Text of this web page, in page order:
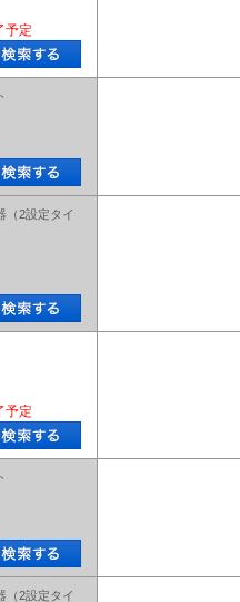
予定
（2設定タイ
予定
（2設定タイ